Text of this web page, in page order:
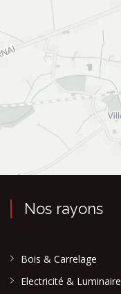
Nos rayons
Bois & Carrelage
Electricité & Luminaire